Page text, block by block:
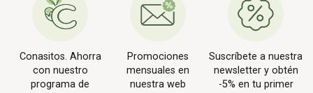
Conasitos. Ahorra
con nuestro
programa de
Promociones
mensuales en
nuestra web
Suscríbete a nuestra
newsletter y obtén
-5% en tu primer